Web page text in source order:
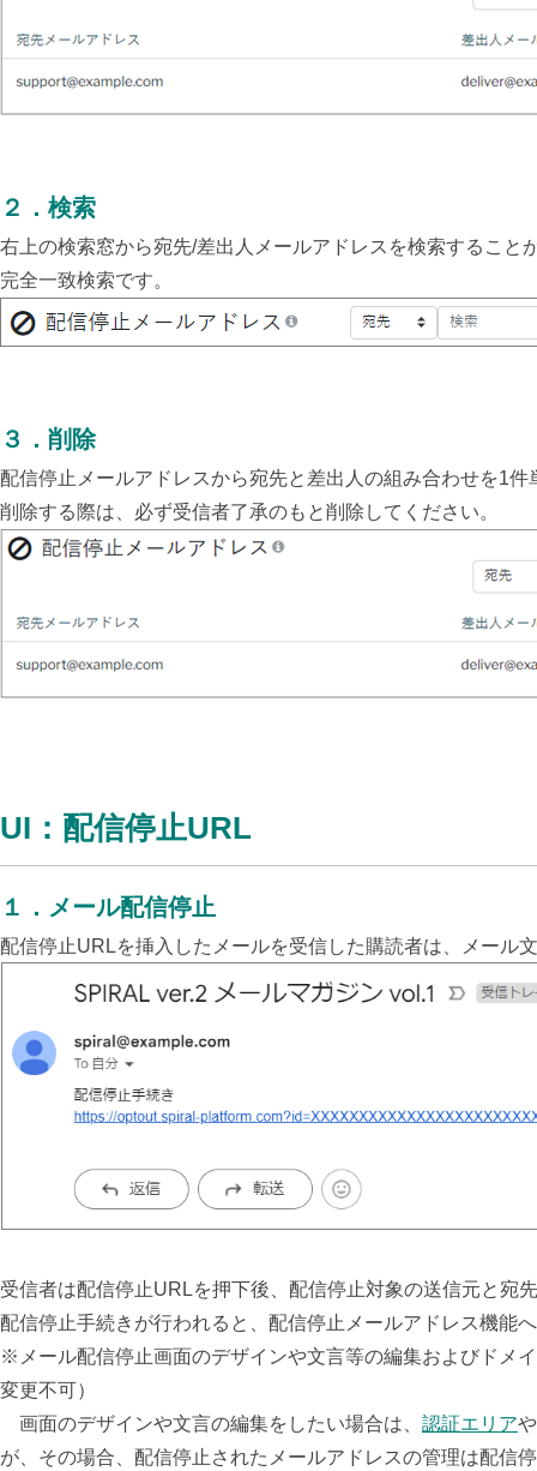
２．検索
右上の検索窓から宛先/差出人メールアドレスを検索すること
完全一致検索です。
３．削除
配信停止メールアドレスから宛先と差出人の組み合わせを1
削除する際は、必ず受信者了承のもと削除してください。
UI：配信停止URL
１．メール配信停止
配信停止URLを挿入したメールを受信した購読者は、メール
受信者は配信停止URLを押下後、配信停止対象の送信元と宛
配信停止手続きが行われると、配信停止メールアドレス機能
※メール配信停止画面のデザインや文言等の編集およびドメ
変更不可）
画面のデザインや文言の編集をしたい場合は、 認証エリアや
が、その場合、配信停止されたメールアドレスの管理は配信